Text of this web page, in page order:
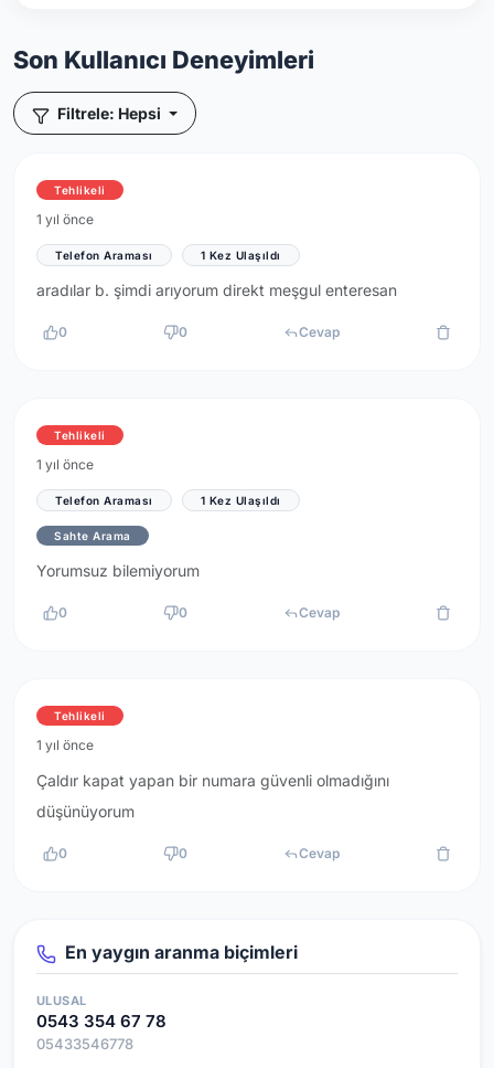
Son Kullanıcı Deneyimleri
Filtrele: Hepsi
Tehlikeli
1 yıl önce
Telefon Araması 1 Kez Ulaşıldı
aradılar b. şimdi arıyorum direkt meşgul enteresan
0 0 Cevap
Tehlikeli
1 yıl önce
Telefon Araması 1 Kez Ulaşıldı
Sahte Arama
Yorumsuz bilemiyorum
0 0 Cevap
Tehlikeli
1 yıl önce
Çaldır kapat yapan bir numara güvenli olmadığını
düşünüyorum
0 0 Cevap
En yaygın aranma biçimleri
ULUSAL
0543 354 67 78
05433546778